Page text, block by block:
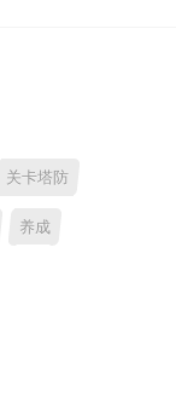
关卡塔防
养成